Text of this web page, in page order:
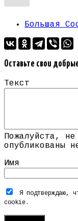
Большая
Оставьте свои
Текст
Пожалуйста,
опубликованы
Имя
Я подтверждаю,
cookie.